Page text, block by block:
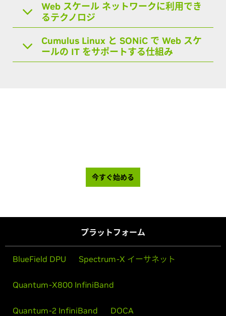
Web スケール ネットワークに利用でき
るテクノロジ
Cumulus Linux と SONiC で Web スケ
ールの IT をサポートする仕組み
今すぐ始める
プラットフォーム
BlueField DPU Spectrum-X イーサネット
Quantum-X800 InfiniBand
Quantum-2 InfiniBand DOCA